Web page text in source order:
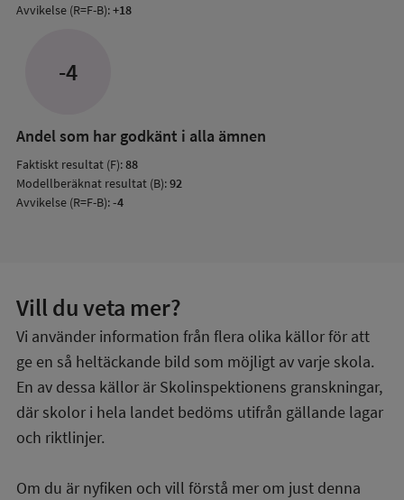
Avvikelse (R=F-B):+18
-4
Andel som har godkänt i alla ämnen
Faktiskt resultat (F):88
Modellberäknat resultat (B):92
Avvikelse (R=F-B):-4
Vill du veta mer?
Vi använder information från flera olika källor för att
ge en så heltäckande bild som möjligt av varje skola.
En av dessa källor är Skolinspektionens granskningar,
där skolor i hela landet bedöms utifrån gällande lagar
och riktlinjer.
Om du är nyfiken och vill förstå mer om just denna